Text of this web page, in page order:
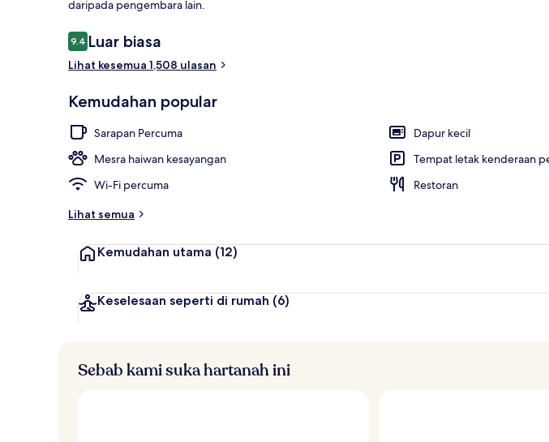
daripada pengembara lain.
Ulasan
9.49.4 daripada 10
Luar biasa
Lihat kesemua 1,508 ulasan
Kemudahan popular
Sarapan Percuma
Dapur kecil
Mesra haiwan kesayangan
Tempat letak kenderaan
Wi-Fi percuma
Restoran
Lihat semua
Kemudahan utama (12)
Keselesaan seperti di rumah (6)
Sebab kami suka hartanah ini